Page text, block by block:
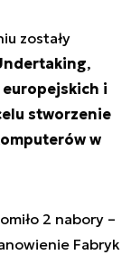
zostały
,
i
stworzenie
w
2 nabory –
Fabryk